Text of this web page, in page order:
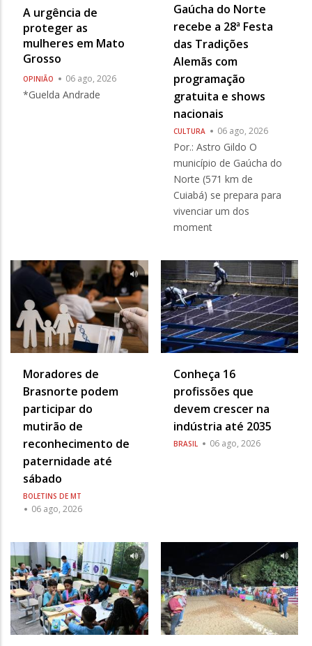
A urgência de
proteger as
mulheres em Mato
Grosso
OPINIÃO 06 ago, 2026
*Guelda Andrade
Gaúcha do Norte
recebe a 28ª Festa
das Tradições
Alemãs com
programação
gratuita e shows
nacionais
CULTURA 06 ago, 2026
Por.: Astro Gildo O
município de Gaúcha do
Norte (571 km de
Cuiabá) se prepara para
vivenciar um dos
moment
Moradores de
Brasnorte podem
participar do
mutirão de
reconhecimento de
paternidade até
sábado
BOLETINS DE MT
06 ago, 2026
Conheça 16
profissões que
devem crescer na
indústria até 2035
BRASIL 06 ago, 2026